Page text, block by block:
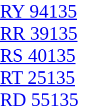
RY 94135
RR 39135
RS 40135
RT 25135
RD 55135